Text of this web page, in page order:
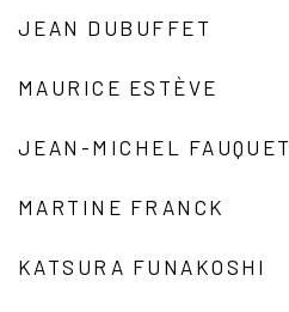
JEAN DUBUFFET
MAURICE ESTÈVE
JEAN-MICHEL FAUQUET
MARTINE FRANCK
KATSURA FUNAKOSHI